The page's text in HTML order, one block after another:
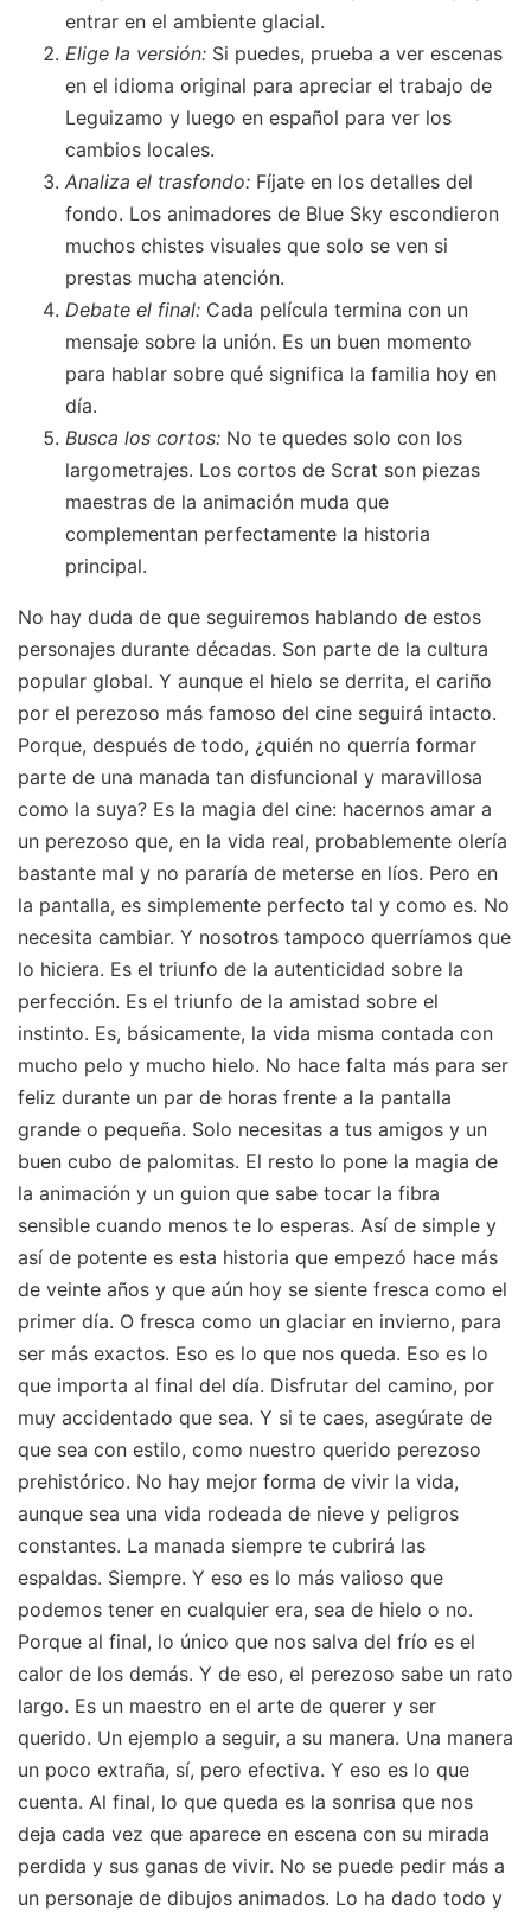
entrar en el ambiente glacial.
Elige la versión: Si puedes, prueba a ver escenas
en el idioma original para apreciar el trabajo de
Leguizamo y luego en español para ver los
cambios locales.
Analiza el trasfondo: Fíjate en los detalles del
fondo. Los animadores de Blue Sky escondieron
muchos chistes visuales que solo se ven si
prestas mucha atención.
Debate el final: Cada película termina con un
mensaje sobre la unión. Es un buen momento
para hablar sobre qué significa la familia hoy en
día.
Busca los cortos: No te quedes solo con los
largometrajes. Los cortos de Scrat son piezas
maestras de la animación muda que
complementan perfectamente la historia
principal.
No hay duda de que seguiremos hablando de estos
personajes durante décadas. Son parte de la cultura
popular global. Y aunque el hielo se derrita, el cariño
por el perezoso más famoso del cine seguirá intacto.
Porque, después de todo, ¿quién no querría formar
parte de una manada tan disfuncional y maravillosa
como la suya? Es la magia del cine: hacernos amar a
un perezoso que, en la vida real, probablemente olería
bastante mal y no pararía de meterse en líos. Pero en
la pantalla, es simplemente perfecto tal y como es. No
necesita cambiar. Y nosotros tampoco querríamos que
lo hiciera. Es el triunfo de la autenticidad sobre la
perfección. Es el triunfo de la amistad sobre el
instinto. Es, básicamente, la vida misma contada con
mucho pelo y mucho hielo. No hace falta más para ser
feliz durante un par de horas frente a la pantalla
grande o pequeña. Solo necesitas a tus amigos y un
buen cubo de palomitas. El resto lo pone la magia de
la animación y un guion que sabe tocar la fibra
sensible cuando menos te lo esperas. Así de simple y
así de potente es esta historia que empezó hace más
de veinte años y que aún hoy se siente fresca como el
primer día. O fresca como un glaciar en invierno, para
ser más exactos. Eso es lo que nos queda. Eso es lo
que importa al final del día. Disfrutar del camino, por
muy accidentado que sea. Y si te caes, asegúrate de
que sea con estilo, como nuestro querido perezoso
prehistórico. No hay mejor forma de vivir la vida,
aunque sea una vida rodeada de nieve y peligros
constantes. La manada siempre te cubrirá las
espaldas. Siempre. Y eso es lo más valioso que
podemos tener en cualquier era, sea de hielo o no.
Porque al final, lo único que nos salva del frío es el
calor de los demás. Y de eso, el perezoso sabe un rato
largo. Es un maestro en el arte de querer y ser
querido. Un ejemplo a seguir, a su manera. Una manera
un poco extraña, sí, pero efectiva. Y eso es lo que
cuenta. Al final, lo que queda es la sonrisa que nos
deja cada vez que aparece en escena con su mirada
perdida y sus ganas de vivir. No se puede pedir más a
un personaje de dibujos animados. Lo ha dado todo y